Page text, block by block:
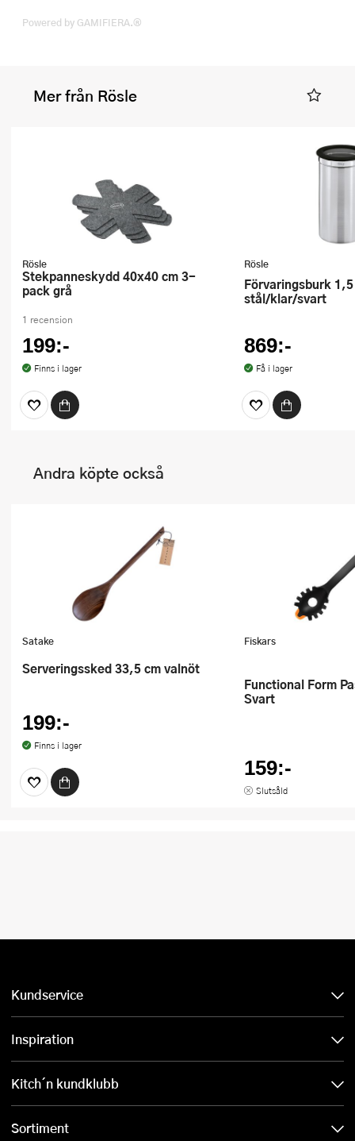
Powered by GAMIFIERA.®
Mer från Rösle
Rösle
Stekpanneskydd 40x40 cm 3-
pack grå
1 recension
199:-
Finns i lager
Rösle
Förvaringsburk 1,5 L 10x20 cm
stål/klar/svart
869:-
Få i lager
Andra köpte också
Satake
Serveringssked 33,5 cm valnöt
199:-
Finns i lager
Fiskars
Functional Form Pastaslev 29 cm
Svart
159:-
Slutsåld
Kundservice
Inspiration
Kitch´n kundklubb
Sortiment